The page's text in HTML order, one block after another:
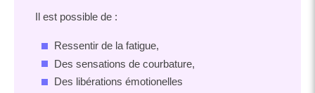
Il est possible de :
Ressentir de la fatigue,
Des sensations de courbature,
Des libérations émotionelles